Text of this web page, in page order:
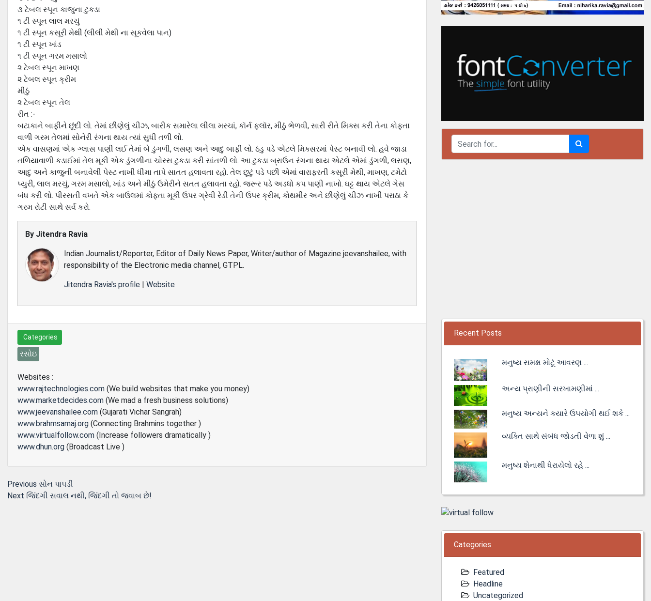
૩ ટેબલ સ્પૂન કાજુના ટુકડા
૧ ટી સ્પૂન લાલ મરચું
૧ ટી સ્પૂન કસૂરી મેથી (લીલી મેથી ના સૂકવેલા પાન)
૧ ટી સ્પૂન ખાંડ
૧ ટી સ્પૂન ગરમ મસાલો
૨ ટેબલ સ્પૂન માખણ
૨ ટેબલ સ્પૂન ક્રીમ
મીઠું
૨ ટેબલ સ્પૂન તેલ
રીત :-
બટાકાને બાફીને છૂંદી લો. તેમાં છીણેલું ચીઝ, બારીક સમારેલા લીલા મરચાં, કૉર્ન ફ્લૉર, મીઠું ભેળવી, સારી રીતે મિક્સ કરી તેના કોફ્તા
વાળી ગરમ તેલમાં સોનેરી રંગના થાય ત્યાં સુધી તળી લો.
એક વાસણમાં એક ગ્લાસ પાણી લઈ તેમાં બે ડુંગળી, લસણ અને આદુ બાફી લો. ઠંડુ પડે એટલે મિક્સરમાં પેસ્ટ બનાવી લો. હવે જાડા
તળિયાવાળી કડાઈમાં તેલ મૂકી એક ડુંગળીના ચોરસ ટુકડા કરી સાંતળી લો. આ ટુકડા બ્રાઉન રંગના થાય એટલે એમાં ડુંગળી, લસણ,
આદુ અને કાજુની બનાવેલી પેસ્ટ નાખી ધીમા તાપે સાતત હલાવતા રહો. તેલ છૂટું પડે પછી એમાં વારાફરતી કસૂરી મેથી, માખણ, ટમેટો
પ્યુરી, લાલ મરચું, ગરમ મસાલો, ખાંડ અને મીઠું ઉમેરીને સતત હલાવતા રહો. જરૂર પડે અડધો કપ પાણી નાખો. ઘટ્ટ થાય એટલે ગેસ
બંધ કરી લો. પીરસતી વખતે એક બાઉલમાં કોફ્તા મૂકી ઉપર ગ્રેવી રેડી તેની ઉપર ક્રીમ, કોથમીર અને છીણેલું ચીઝ નાખી પરાઠા કે
ગરમ રોટી સાથે સર્વ કરો.
By Jitendra Ravia
Indian Journalist/Reporter, Editor of Daily News Paper, Writer/author of Magazine jeevanshailee, with
responsibility of the Electronic media channel, GTPL.
Jitendra Ravia's profile | Website
Categories
રસોઇ
Websites :
www.rajtechnologies.com (We build websites that make you money)
www.marketdecides.com (We mad a fresh business solutions)
www.jeevanshailee.com (Gujarati Vichar Sangrah)
www.brahmsamaj.org (Connecting Brahmins together )
www.virtualfollow.com (Increase followers dramatically )
www.dhun.org (Broadcast Live )
Post
Previous Previous
post:
સોન પાપડી
Next Next
જિંદગી સવાલ નથી, જિંદગી તો જવાબ છે!
Recent Posts
મનુષ્ય સમક્ષ મોટૂં આવરણ ...
અન્ય પ્રાણીની સરખામણીમાં ...
મનુષ્ય અન્યને કયારે ઉપયોગી થઈ શકે ...
વ્યક્તિ સાથે સંબંધ જોડતી વેળા શું ...
મનુષ્ય શેનાથી ધેરાયેલો રહે ...
Categories
Featured
Headline
Uncategorized